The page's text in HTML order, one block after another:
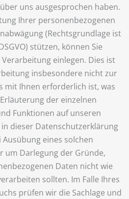
uns ausgesprochen haben.
Ihrer personenbezogenen
(Rechtsgrundlage ist
stützen, können Sie
einlegen. Dies ist
insbesondere nicht zur
mit Ihnen erforderlich ist, was
der einzelnen
Funktionen auf unseren
dieser Datenschutzerklärung
eines solchen
um Darlegung der Gründe,
Daten nicht wie
sollten. Im Falle Ihres
prüfen wir die Sachlage und